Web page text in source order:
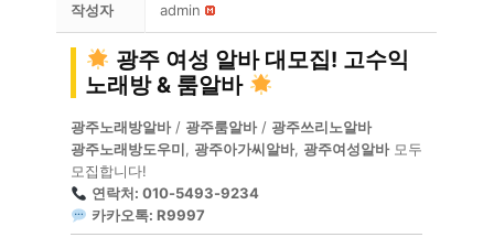
작성자 admin
광주 여성 알바 대모집! 고수익
노래방 & 룸알바
광주노래방알바/ 광주룸알바/ 광주쓰리노알바
광주노래방도우미, 광주아가씨알바, 광주여성알바모두
모집합니다!
연락처: 010-5493-9234
카카오톡: R9997